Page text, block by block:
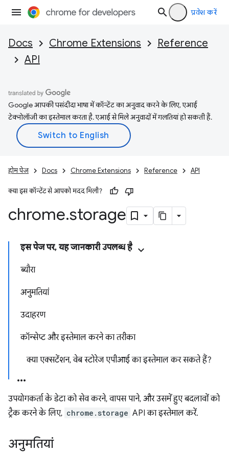
प्रवेश करें
Docs Chrome Extensions
Reference
API
Google आपकी पसंदीदा भाषा में कॉन्टेंट का अनुवाद करने के लिए, एआई
टेक्नोलॉजी का इस्तेमाल करता है. एआई से मिले अनुवादों में गलतियां हो सकती हैं.
होम पेज Docs Chrome Extensions Reference API
क्या इस कॉन्टेंट से आपको मदद मिली?
chrome.storage
इस पेज पर, यह जानकारी उपलब्ध है
ब्यौरा
अनुमतियां
उदाहरण
कॉन्सेप्ट और इस्तेमाल करने का तरीका
क्या एक्सटेंशन, वेब स्टोरेज एपीआई का इस्तेमाल कर सकते हैं?
उपयोगकर्ता के डेटा को सेव करने, वापस पाने, और उसमें हुए बदलावों को
ट्रैक करने के लिए, chrome.storage API का इस्तेमाल करें.
अनुमतियां